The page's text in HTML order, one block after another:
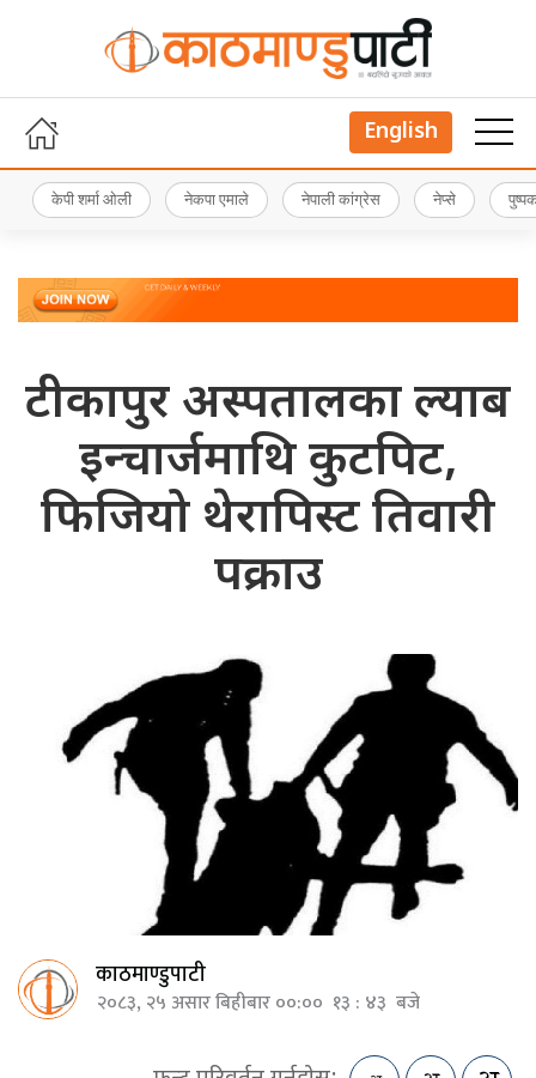
English
केपी शर्मा ओली नेकपा एमाले नेपाली कांग्रेस नेप्से
टीकापुर अस्पतालका ल्याब
इन्चार्जमाथि कुटपिट,
फिजियो थेरापिस्ट तिवारी
पक्राउ
काठमाण्डुपाटी
२०८३, २५ असार बिहीबार ००:०० १३ : ४३ बजे